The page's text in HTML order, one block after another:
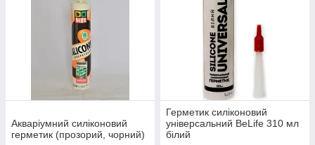
Акваріумний силіконовий
герметик (прозорий, чорний)
Герметик силіконовий
універсальний BeLife 310 мл
білий